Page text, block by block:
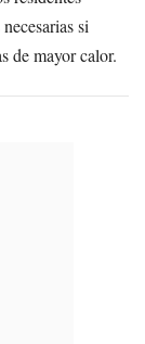
si
de mayor calor.